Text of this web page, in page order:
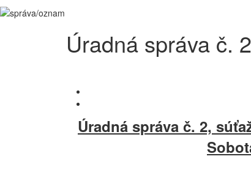
Úradná správa č.
Úradná správa č. 2,